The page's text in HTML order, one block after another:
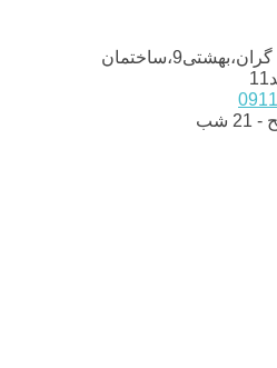
گیلان ، لاهیجان ، شیشه گران،بهشتی9،ساختمان